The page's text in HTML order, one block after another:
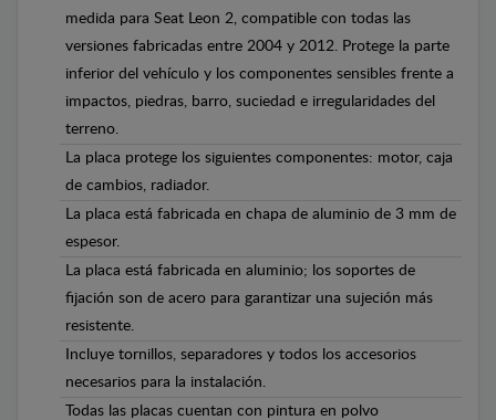
medida para Seat Leon 2, compatible con todas las
versiones fabricadas entre 2004 y 2012. Protege la parte
inferior del vehículo y los componentes sensibles frente a
impactos, piedras, barro, suciedad e irregularidades del
terreno.
La placa protege los siguientes componentes: motor, caja
de cambios, radiador.
La placa está fabricada en chapa de aluminio de 3 mm de
espesor.
La placa está fabricada en aluminio; los soportes de
fijación son de acero para garantizar una sujeción más
resistente.
Incluye tornillos, separadores y todos los accesorios
necesarios para la instalación.
Todas las placas cuentan con pintura en polvo